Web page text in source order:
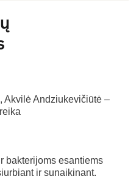
Akvilė Andziukevičiūtė –
bakterijoms esantiems
ir sunaikinant.